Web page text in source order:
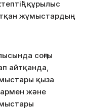
құрылыс
жұмыстардың
соңғы
айтқанда,
қыза
және